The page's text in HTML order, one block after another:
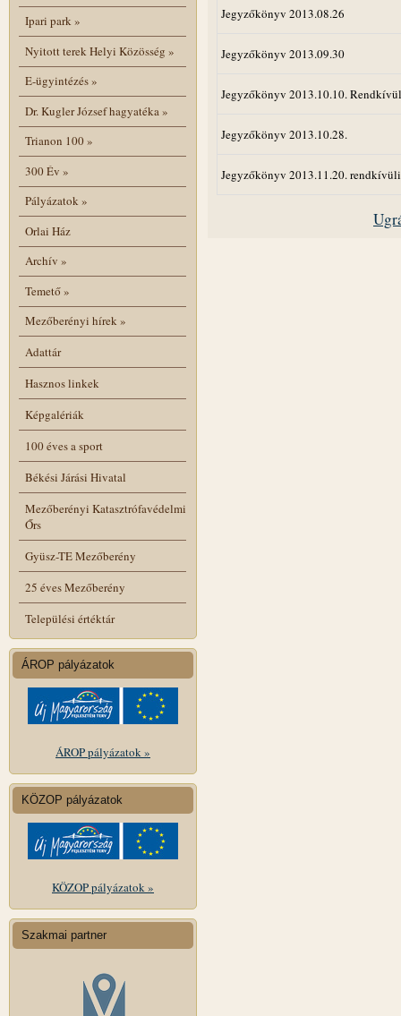
Ipari park»
Nyitott terek Helyi Közösség »
E-ügyintézés»
Dr. Kugler József hagyatéka»
Trianon 100»
300 Év »
Pályázatok»
Orlai Ház
Archív »
Temető»
Mezőberényi hírek»
Adattár
Hasznos linkek
Képgalériák
100 éves a sport
Békési Járási Hivatal
Mezőberényi Katasztrófavédelmi
Őrs
Gyüsz-TE Mezőberény
25 éves Mezőberény
Települési értéktár
ÁROP pályázatok
ÁROP pályázatok »
KÖZOP pályázatok
KÖZOP pályázatok »
Szakmai partner
Jegyzőkönyv 2013.08.26
Jegyzőkönyv 2013.09.30
Jegyzőkönyv 2013.10.10.
Jegyzőkönyv 2013.10.28.
Jegyzőkönyv 2013.11.20. rendkívüli